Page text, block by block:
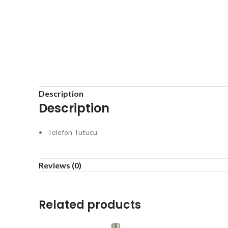
Description
Description
Telefon Tutucu
Reviews (0)
Related products